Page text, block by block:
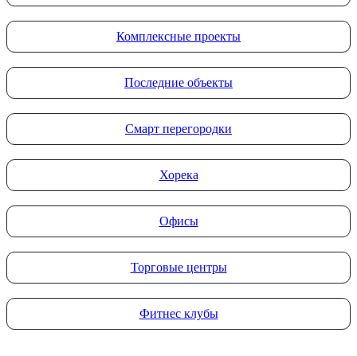
Комплексные проекты
Последние объекты
Смарт перегородки
Хорека
Офисы
Торговые центры
Фитнес клубы